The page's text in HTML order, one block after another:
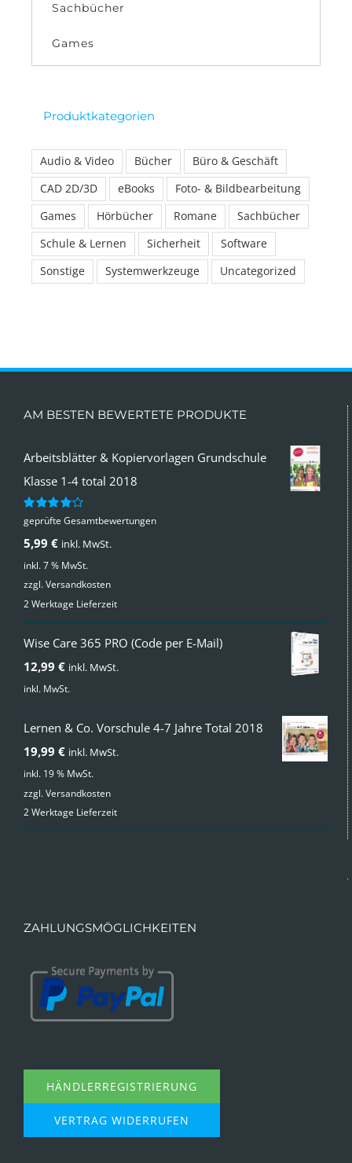
Sachbücher
Games
Produktkategorien
Audio & Video Bücher
Büro & Geschäft
CAD 2D/3D
eBooks
Foto- & Bildbearbeitung
Games
Hörbücher Romane
Sachbücher
Schule & Lernen
Sicherheit
Software
Sonstige
Systemwerkzeuge Uncategorized
AM BESTEN BEWERTETE PRODUKTE
Arbeitsblätter & Kopiervorlagen Grundschule
Klasse 1-4 total 2018
Bewertet
von 5
geprüfte Gesamtbewertungen
5,99 € inkl. MwSt.
inkl. 7 % MwSt.
zzgl.Versandkosten
2 Werktage Lieferzeit
Wise Care 365 PRO (Code per E-Mail)
12,99 € inkl. MwSt.
inkl. MwSt.
Lernen & Co. Vorschule 4-7 Jahre Total 2018
19,99 € inkl. MwSt.
inkl. 19 % MwSt.
zzgl.Versandkosten
2 Werktage Lieferzeit
ZAHLUNGSMÖGLICHKEITEN
HÄNDLERREGISTRIERUNG
VERTRAG WIDERRUFEN